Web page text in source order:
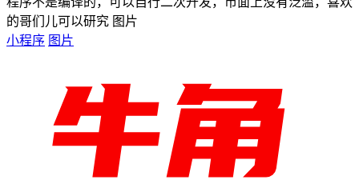
的哥们儿可以研究 图片
小程序 图片